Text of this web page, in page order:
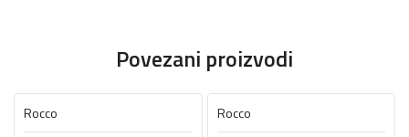
Povezani proizvodi
Rocco
Rocco